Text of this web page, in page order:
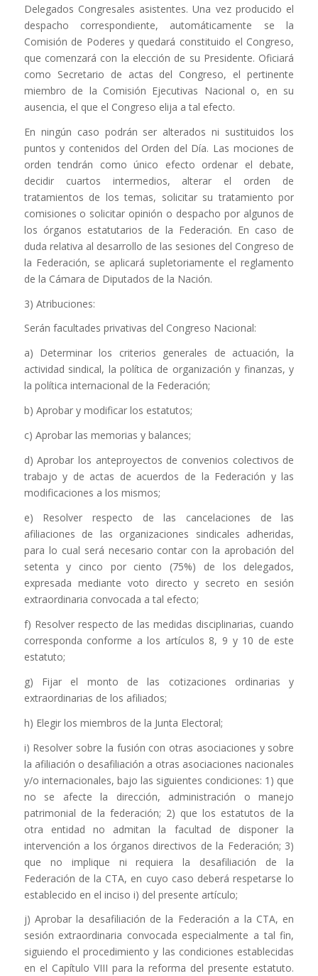
Delegados Congresales asistentes. Una vez producido el
despacho correspondiente, automáticamente se la
Comisión de Poderes y quedará constituido el Congreso,
que comenzará con la elección de su Presidente. Oficiará
como Secretario de actas del Congreso, el pertinente
miembro de la Comisión Ejecutivas Nacional o, en su
ausencia, el que el Congreso elija a tal efecto.
En ningún caso podrán ser alterados ni sustituidos los
puntos y contenidos del Orden del Día. Las mociones de
orden tendrán como único efecto ordenar el debate,
decidir cuartos intermedios, alterar el orden de
tratamientos de los temas, solicitar su tratamiento por
comisiones o solicitar opinión o despacho por algunos de
los órganos estatutarios de la Federación. En caso de
duda relativa al desarrollo de las sesiones del Congreso de
la Federación, se aplicará supletoriamente el reglamento
de la Cámara de Diputados de la Nación.
3) Atribuciones:
Serán facultades privativas del Congreso Nacional:
a) Determinar los criterios generales de actuación, la
actividad sindical, la política de organización y finanzas, y
la política internacional de la Federación;
b) Aprobar y modificar los estatutos;
c) Aprobar las memorias y balances;
d) Aprobar los anteproyectos de convenios colectivos de
trabajo y de actas de acuerdos de la Federación y las
modificaciones a los mismos;
e) Resolver respecto de las cancelaciones de las
afiliaciones de las organizaciones sindicales adheridas,
para lo cual será necesario contar con la aprobación del
setenta y cinco por ciento (75%) de los delegados,
expresada mediante voto directo y secreto en sesión
extraordinaria convocada a tal efecto;
f) Resolver respecto de las medidas disciplinarias, cuando
corresponda conforme a los artículos 8, 9 y 10 de este
estatuto;
g) Fijar el monto de las cotizaciones ordinarias y
extraordinarias de los afiliados;
h) Elegir los miembros de la Junta Electoral;
i) Resolver sobre la fusión con otras asociaciones y sobre
la afiliación o desafiliación a otras asociaciones nacionales
y/o internacionales, bajo las siguientes condiciones: 1) que
no se afecte la dirección, administración o manejo
patrimonial de la federación; 2) que los estatutos de la
otra entidad no admitan la facultad de disponer la
intervención a los órganos directivos de la Federación; 3)
que no implique ni requiera la desafiliación de la
Federación de la CTA, en cuyo caso deberá respetarse lo
establecido en el inciso i) del presente artículo;
j) Aprobar la desafiliación de la Federación a la CTA, en
sesión extraordinaria convocada especialmente a tal fin,
siguiendo el procedimiento y las condiciones establecidas
en el Capítulo VIII para la reforma del presente estatuto.